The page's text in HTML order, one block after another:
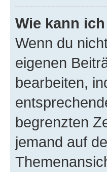
Wie kann
Wenn du
eigenen
bearbeiten,
begrenzten
jemand auf